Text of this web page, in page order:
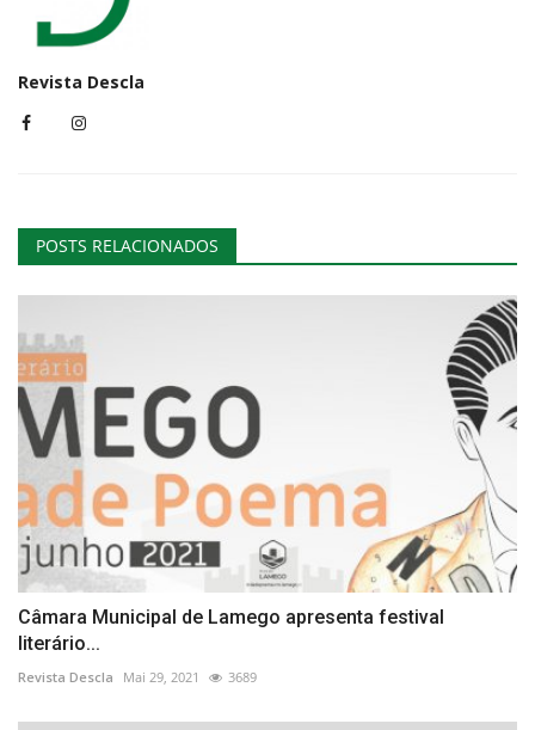
Revista Descla
POSTS RELACIONADOS
Câmara Municipal de Lamego apresenta festival
literário...
Revista Descla Mai 29, 2021 3689